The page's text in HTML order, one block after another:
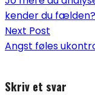
kender du fælden?
Next Post
Angst føles
Skriv et svar